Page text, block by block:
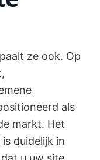
ze ook. Op
als
markt. Het
duidelijk in